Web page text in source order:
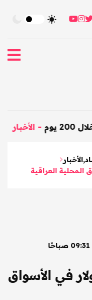
- - الأخبار
,الأخبار
المحلية العراقية
في الأسواق